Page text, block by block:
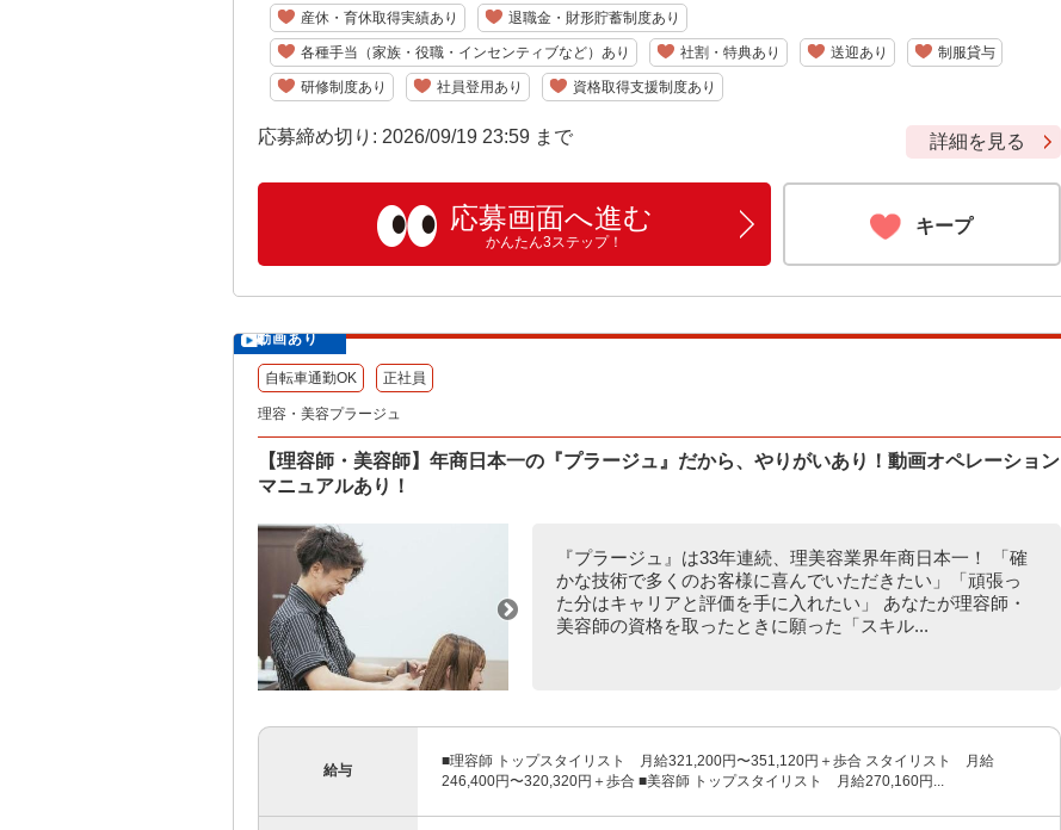
産休・育休取得実績あり 退職金・財形貯蓄制度あり
各種手当（家族・役職・インセンティブなど）あり 社割・特典あり 送迎あり 制服貸与
研修制度あり 社員登用あり 資格取得支援制度あり
応募締め切り: 2026/09/19 23:59 まで 詳細を見る
応募画面へ進む
かんたん3ステップ！
キープ
動画あり
自転車通勤OK 正社員
理容・美容プラージュ
【理容師・美容師】年商日本一の『プラージュ』だから、やりがいあり！動画オペレーション
マニュアルあり！
『プラージュ』は33年連続、理美容業界年商日本一！ 「確
かな技術で多くのお客様に喜んでいただきたい」「頑張っ
た分はキャリアと評価を手に入れたい」 あなたが理容師・
美容師の資格を取ったときに願った「スキル...
給与
■理容師 トップスタイリスト 月給321,200円〜351,120円＋歩合 スタイリスト 月給
246,400円〜320,320円＋歩合 ■美容師 トップスタイリスト 月給270,160円...